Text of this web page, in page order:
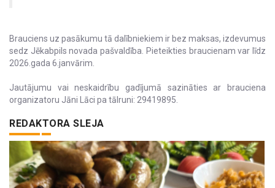
Brauciens uz pasākumu tā dalībniekiem ir bez maksas, izdevumus
sedz Jēkabpils novada pašvaldība. Pieteikties braucienam var līdz
2026.gada 6.janvārim.
Jautājumu vai neskaidrību gadījumā sazināties ar brauciena
organizatoru Jāni Lāci pa tālruni: 29419895.
REDAKTORA SLEJA